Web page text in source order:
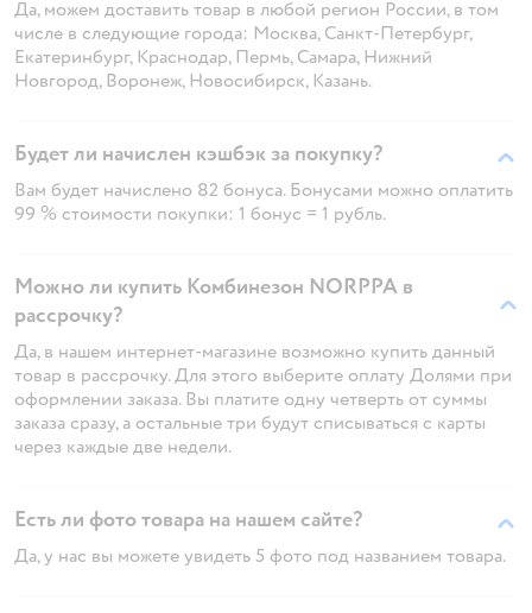
Да, можем доставить товар в любой регион России, в том
числе в следующие города: Москва, Санкт-Петербург,
Екатеринбург, Краснодар, Пермь, Самара, Нижний
Новгород, Воронеж, Новосибирск, Казань.
Будет ли начислен кэшбэк за покупку?
Вам будет начислено 82 бонуса. Бонусами можно оплатить
99 % стоимости покупки: 1 бонус = 1 рубль.
Можно ли купить Комбинезон NORPPA в
рассрочку?
Да, в нашем интернет-магазине возможно купить данный
товар в рассрочку. Для этого выберите оплату Долями при
оформлении заказа. Вы платите одну четверть от суммы
заказа сразу, а остальные три будут списываться с карты
через каждые две недели.
Есть ли фото товара на нашем сайте?
Да, у нас вы можете увидеть 5 фото под названием товара.